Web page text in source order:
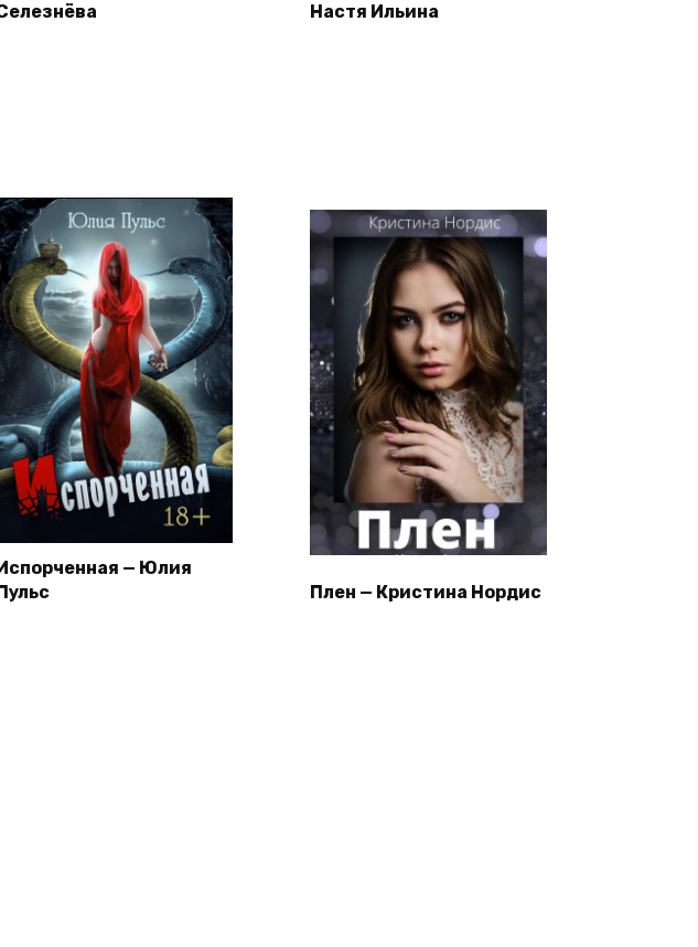
Настя Ильина
— Юлия
Плен — Кристина Нордис